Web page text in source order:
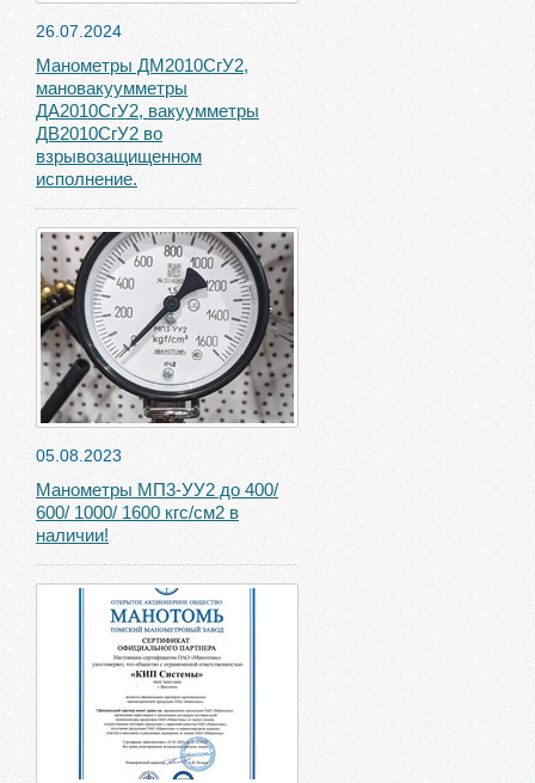
26.07.2024
Манометры ДМ2010СгУ2,
мановакуумметры
ДА2010СгУ2, вакуумметры
ДВ2010СгУ2 во
взрывозащищенном
исполнение.
05.08.2023
Манометры МП3-УУ2 до 400/
600/ 1000/ 1600 кгс/см2 в
наличии!